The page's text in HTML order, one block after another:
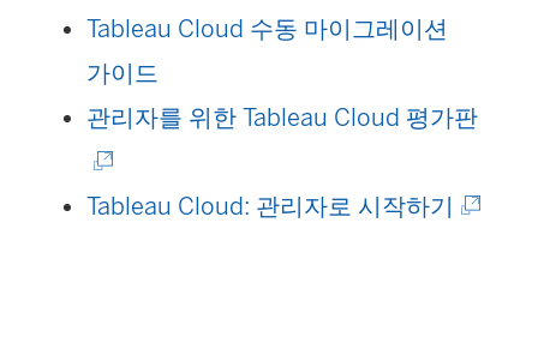
에
열
)
Tableau Cloud 수동 마이그레이션
가이드
관리자를 위한 Tableau Cloud 평가판(
크
Tableau Cloud: 관리자로 시작하기 (